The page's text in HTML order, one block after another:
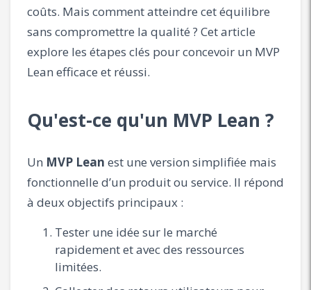
coûts. Mais comment atteindre cet équilibre
sans compromettre la qualité ? Cet article
explore les étapes clés pour concevoir un MVP
Lean efficace et réussi.
Qu'est-ce qu'un MVP Lean ?
Un MVP Lean est une version simplifiée mais
fonctionnelle d’un produit ou service. Il répond
à deux objectifs principaux :
Tester une idée sur le marché
rapidement et avec des ressources
limitées.